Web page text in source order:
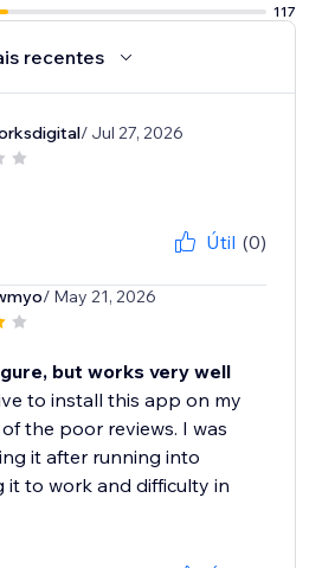
117
recentes
/ Jul 27, 2026
Útil (0)
/ May 21, 2026
but works very well
to install this app on my
the poor reviews. I was
it after running into
to work and difficulty in